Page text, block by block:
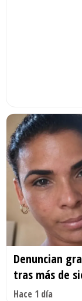
Denuncian
tras más de
Hace 1 día